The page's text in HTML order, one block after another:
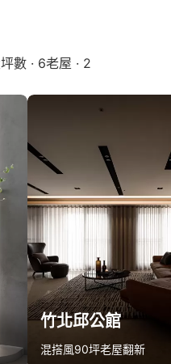
數 · 6老屋 · 2
竹北邱公館
混搭風90坪老屋翻新